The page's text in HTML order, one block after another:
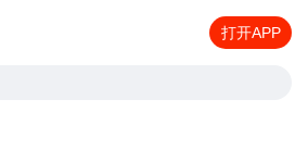
打开APP